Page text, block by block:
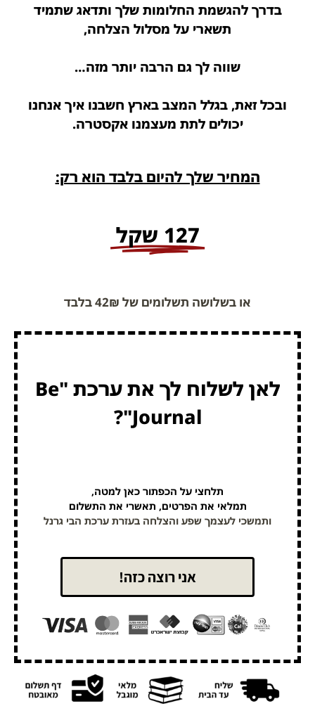
בדרך להגשמת החלומות שלך ותדאג שתמיד
תשארי על מסלול הצלחה,
שווה לך גם הרבה יותר מזה…
ובכל זאת, בגלל המצב בארץ חשבנו איך אנחנו
יכולים לתת מעצמנו אקסטרה.
המחיר שלך להיום בלבד הוא רק:
127 שקל
או בשלושה תשלומים של 42₪ בלבד
לאן לשלוח לך את ערכת "Be
Journal"?
תלחצי על הכפתור כאן למטה,
תמלאי את הפרטים, תאשרי את התשלום
ותמשכי לעצמך שפע והצלחה בעזרת ערכת הבי גרנל
אני רוצה כזה!